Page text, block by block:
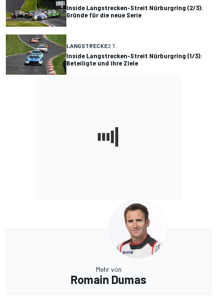
Inside Langstrecken-Streit Nürburgring (2/3):
Gründe für die neue Serie
LANGSTRECKE2 T.
Inside Langstrecken-Streit Nürburgring (1/3):
Beteiligte und ihre Ziele
Mehr von
Romain Dumas